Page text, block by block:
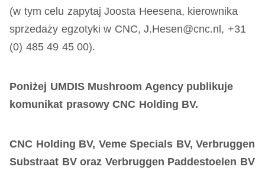
(w tym celu zapytaj Joosta Heesena, kierownika
sprzedaży egzotyki w CNC, J.Hesen@cnc.nl, +31
(0) 485 49 45 00).
Poniżej UMDIS Mushroom Agency publikuje
komunikat prasowy CNC Holding BV.
CNC Holding BV, Veme Specials BV, Verbruggen
Substraat BV oraz Verbruggen Paddestoelen BV